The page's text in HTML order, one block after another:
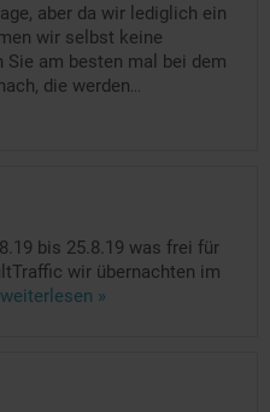
aber da wir lediglich ein
wir selbst keine
Sie am besten mal bei dem
die werden...
bis 25.8.19 was frei für
wir übernachten im
weiterlesen »